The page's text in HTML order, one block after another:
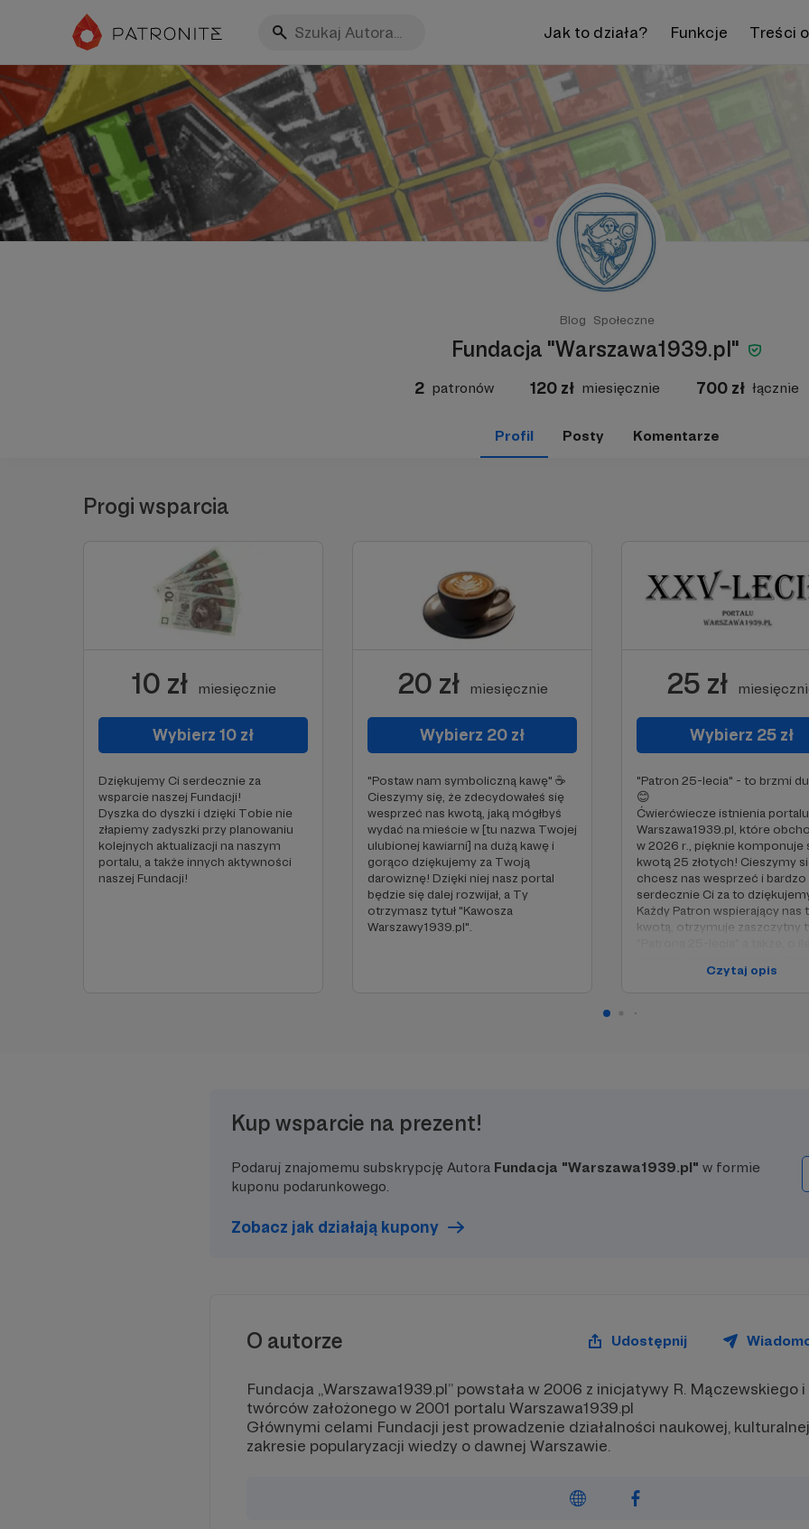
Jak to działa? Funkcje Treści
Blog Społeczne
Fundacja "Warszawa1939.pl"
2 patronów 120 zł miesięcznie 700 zł łącznie
Profil Posty Komentarze
Progi wsparcia
10 zł miesięcznie
Wybierz 10 zł
Dziękujemy Ci serdecznie za
wsparcie naszej Fundacji!
Dyszka do dyszki i dzięki Tobie nie
złapiemy zadyszki przy planowaniu
kolejnych aktualizacji na naszym
portalu, a także innych aktywności
naszej Fundacji!
20 zł miesięcznie
Wybierz 20 zł
"Postaw nam symboliczną kawę" ☕
Cieszymy się, że zdecydowałeś się
wesprzeć nas kwotą, jaką mógłbyś
wydać na mieście w [tu nazwa Twojej
ulubionej kawiarni] na dużą kawę i
gorąco dziękujemy za Twoją
darowiznę! Dzięki niej nasz portal
będzie się dalej rozwijał, a Ty
otrzymasz tytuł "Kawosza
Warszawy1939.pl".
25 zł
Wybierz 25 zł
"Patron 25-lecia" - to brzmi
😊
Ćwierćwiecze istnienia portalu
Warszawa1939.pl, które
w 2026 r., pięknie komponuje
kwotą 25 złotych! Cieszymy
chcesz nas wesprzeć i bardzo
serdecznie Ci za to
Każdy Patron wspierający nas
kwotą, otrzymuje zaszczytny
publiczne podziękowania na
Czytaj opis
Kup wsparcie na prezent!
Podaruj znajomemu subskrypcję Autora Fundacja "Warszawa1939.pl" w formie
kuponu podarunkowego.
Zobacz jak działają kupony
O autorze Udostępnij
Fundacja „Warszawa1939.pl” powstała w 2006 z inicjatywy R. Mączewskiego
twórców założonego w 2001 portalu Warszawa1939.pl
Głównymi celami Fundacji jest prowadzenie działalności naukowej,
zakresie popularyzacji wiedzy o dawnej Warszawie.